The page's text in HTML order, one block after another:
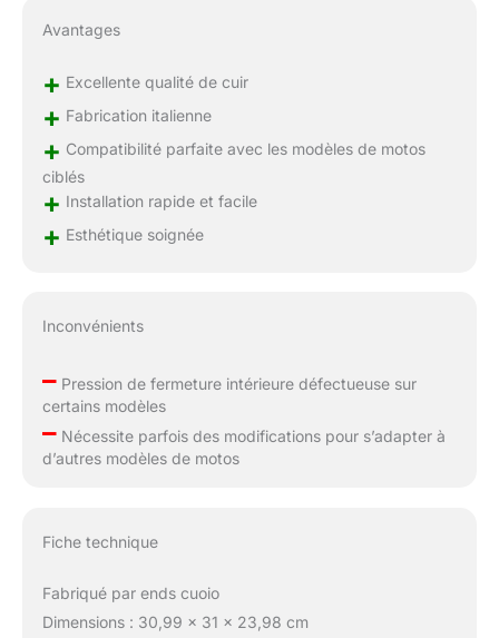
Avantages
+ Excellente qualité de cuir
+ Fabrication italienne
+ Compatibilité parfaite avec les modèles de motos
ciblés
+ Installation rapide et facile
+ Esthétique soignée
Inconvénients
–Pression de fermeture intérieure défectueuse sur
certains modèles
–Nécessite parfois des modifications pour s’adapter à
d’autres modèles de motos
Fiche technique
Fabriqué par ends cuoio
Dimensions : 30,99 x 31 x 23,98 cm